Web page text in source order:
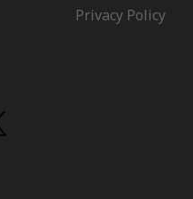
Privacy Policy